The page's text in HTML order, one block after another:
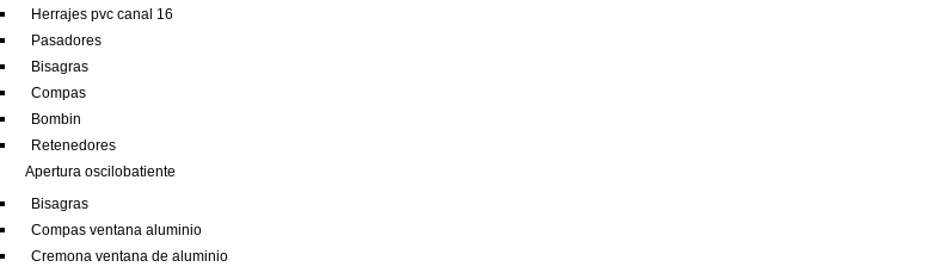
Herrajes pvc canal 16
Pasadores
Bisagras
Compas
Bombin
Retenedores
Apertura oscilobatiente
Bisagras
Compas ventana aluminio
Cremona ventana de aluminio